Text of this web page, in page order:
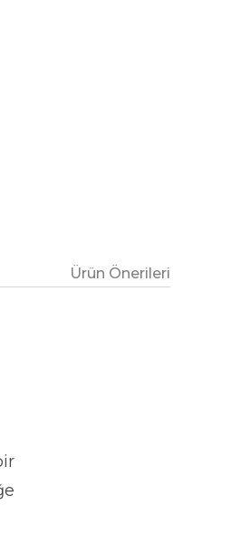
Ürün Önerileri